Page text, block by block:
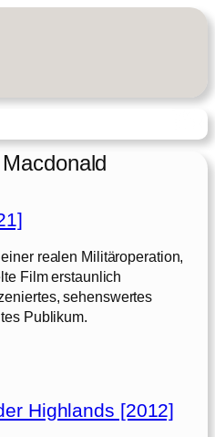
realen Militäroperation,
Film erstaunlich
sehenswertes
Publikum.
Highlands [2012]